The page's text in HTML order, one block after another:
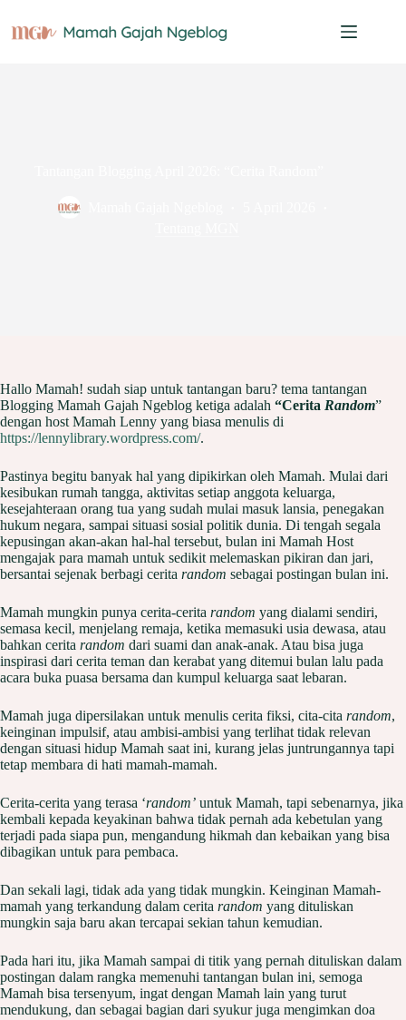
content
Hallo Mamah! sudah siap untuk tantangan baru? tema tantangan
Blogging Mamah Gajah Ngeblog ketiga adalah “Cerita Random”
dengan host Mamah Lenny yang biasa menulis di
https://lennylibrary.wordpress.com/.
Pastinya begitu banyak hal yang dipikirkan oleh Mamah. Mulai dari
kesibukan rumah tangga, aktivitas setiap anggota keluarga,
kesejahteraan orang tua yang sudah mulai masuk lansia, penegakan
hukum negara, sampai situasi sosial politik dunia. Di tengah segala
kepusingan akan-akan hal-hal tersebut, bulan ini Mamah Host
mengajak para mamah untuk sedikit melemaskan pikiran dan jari,
bersantai sejenak berbagi cerita random sebagai postingan bulan ini.
Mamah mungkin punya cerita-cerita random yang dialami sendiri,
semasa kecil, menjelang remaja, ketika memasuki usia dewasa, atau
bahkan cerita random dari suami dan anak-anak. Atau bisa juga
inspirasi dari cerita teman dan kerabat yang ditemui bulan lalu pada
acara buka puasa bersama dan kumpul keluarga saat lebaran.
Mamah juga dipersilakan untuk menulis cerita fiksi, cita-cita random,
keinginan impulsif, atau ambisi-ambisi yang terlihat tidak relevan
dengan situasi hidup Mamah saat ini, kurang jelas juntrungannya tapi
tetap membara di hati mamah-mamah.
Cerita-cerita yang terasa ‘random’ untuk Mamah, tapi sebenarnya, jika
kembali kepada keyakinan bahwa tidak pernah ada kebetulan yang
terjadi pada siapa pun, mengandung hikmah dan kebaikan yang bisa
dibagikan untuk para pembaca.
Dan sekali lagi, tidak ada yang tidak mungkin. Keinginan Mamah-
mamah yang terkandung dalam cerita random yang dituliskan
mungkin saja baru akan tercapai sekian tahun kemudian.
Pada hari itu, jika Mamah sampai di titik yang pernah dituliskan dalam
postingan dalam rangka memenuhi tantangan bulan ini, semoga
Mamah bisa tersenyum, ingat dengan Mamah lain yang turut
mendukung, dan sebagai bagian dari syukur juga mengimkan doa